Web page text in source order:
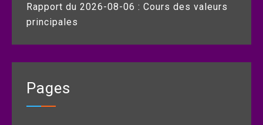
Rapport du 2026-08-06 : Cours des valeurs
principales
Pages